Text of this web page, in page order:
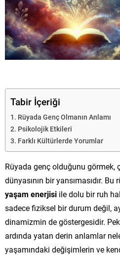
Tabir İçeriği
Rüyada Genç Olmanın Anlamı
Psikolojik Etkileri
Farklı Kültürlerde Yorumlar
Rüyada genç olduğunu görmek,
dünyasının bir yansımasıdır. Bu
yaşam enerjisi ile dolu bir ruh
sadece fiziksel bir durum değil,
dinamizmin de göstergesidir.
ardında yatan derin anlamlar
yaşamındaki değişimlerin ve